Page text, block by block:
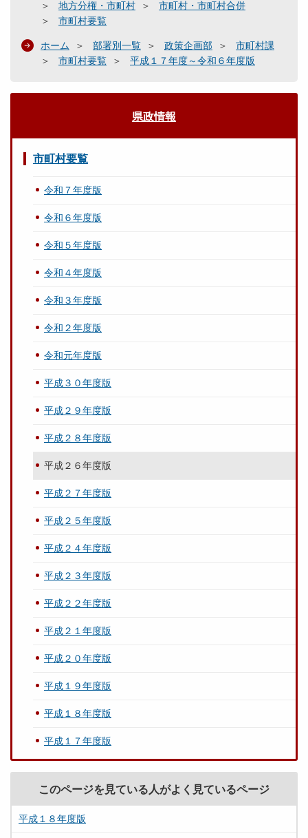
地方分権・市町村
市町村・市町村合併
市町村要覧
ホーム 部署別一覧 政策企画部
市町村課
市町村要覧
平成１７年度～令和６年度版
県政情報
市町村要覧
令和７年度版
令和６年度版
令和５年度版
令和４年度版
令和３年度版
令和２年度版
令和元年度版
平成３０年度版
平成２９年度版
平成２８年度版
平成２６年度版
平成２７年度版
平成２５年度版
平成２４年度版
平成２３年度版
平成２２年度版
平成２１年度版
平成２０年度版
平成１９年度版
平成１８年度版
平成１７年度版
このページを見ている人がよく見ているページ
平成１８年度版